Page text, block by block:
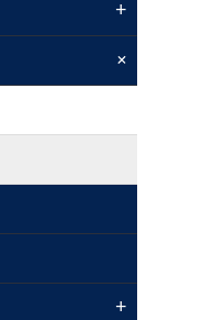
+
+
+